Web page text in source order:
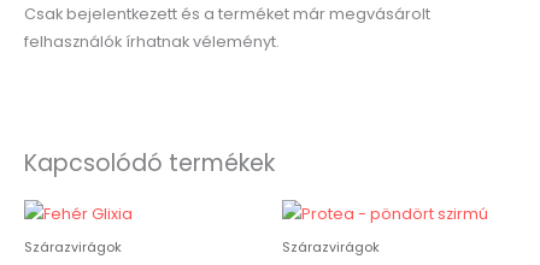
Csak bejelentkezett és a terméket már megvásárolt
felhasználók írhatnak véleményt.
Kapcsolódó termékek
Szárazvirágok Szárazvirágok